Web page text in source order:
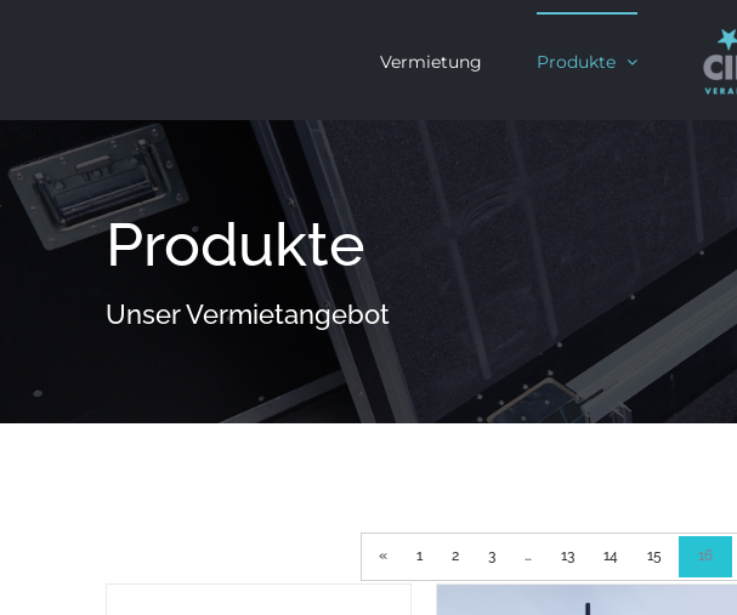
Vermietung Produkte
Produkte
Unser Vermietangebot
« 1 2 3 … 13 14 15 16